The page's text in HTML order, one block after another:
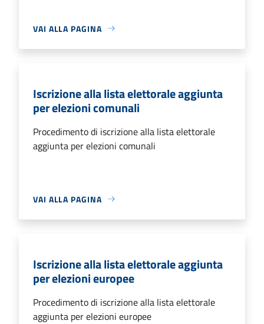
VAI ALLA PAGINA
Iscrizione alla lista elettorale aggiunta
per elezioni comunali
Procedimento di iscrizione alla lista elettorale
aggiunta per elezioni comunali
VAI ALLA PAGINA
Iscrizione alla lista elettorale aggiunta
per elezioni europee
Procedimento di iscrizione alla lista elettorale
aggiunta per elezioni europee